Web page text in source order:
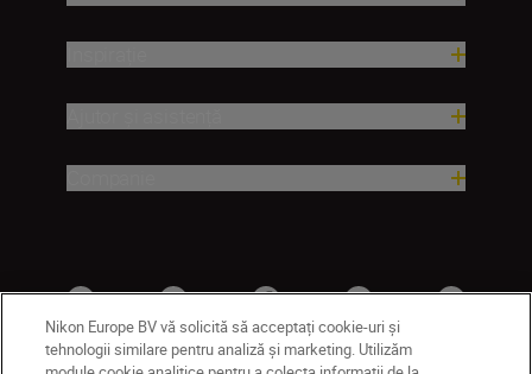
Nikon Europe BV vă solicită să acceptați cookie-uri și
tehnologii similare pentru analiză și marketing. Utilizăm